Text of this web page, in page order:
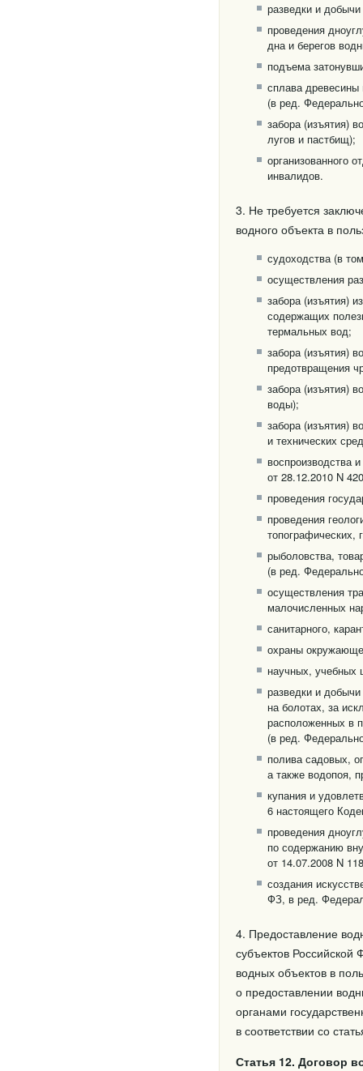
разведки и
проведения
дна и берегов
подъема
сплава
(в ред.
забора (изъятия)
лугов и пастбищ);
организованного
инвалидов.
3. Не требуется
водного объекта в
судоходства (в
осуществления
забора (изъятия)
содержащих
термальных вод;
забора (изъятия)
предотвращения
забора (изъятия)
воды);
забора (изъятия)
и технических
воспроизводства
от 28.12.2010 N
проведения
проведения
топографических,
рыболовства,
(в ред.
осуществления
малочисленных
санитарного,
охраны
научных, учебных
разведки и
на болотах, за
расположенных в
(в ред.
полива садовых,
а также водопоя,
купания и
6 настоящего
проведения
по содержанию
от 14.07.2008 N
создания
ФЗ, в ред.
4. Предоставление
субъектов Российской
водных объектов в
о предоставлении
органами
в соответствии со
Статья 12. Договор